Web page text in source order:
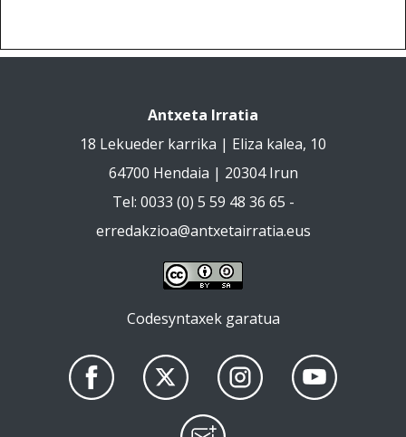
Antxeta Irratia
18 Lekueder karrika | Eliza kalea, 10
64700 Hendaia | 20304 Irun
Tel: 0033 (0) 5 59 48 36 65 -
erredakzioa@antxetairratia.eus
Codesyntaxek garatua